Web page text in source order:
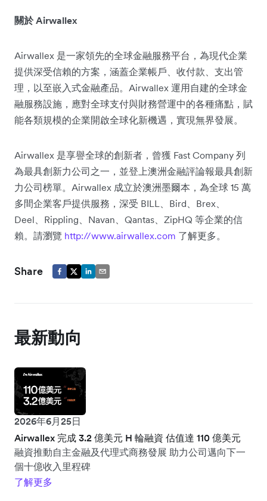
關於 Airwallex
Airwallex 是一家領先的全球金融服務平台，為現代企業
提供深受信賴的方案，涵蓋企業帳戶、收付款、支出管
理，以至嵌入式金融產品。Airwallex 運用自建的全球金
融服務設施，應對全球支付與財務營運中的各種痛點，賦
能各類規模的企業開啟全球化新機遇，實現無界發展。
Airwallex 是享譽全球的創新者，曾獲 Fast Company 列
為最具創新力公司之一，並登上澳洲金融評論報最具創新
力公司榜單。Airwallex 成立於澳洲墨爾本，為全球 15 萬
多間企業客戶提供服務，深受 BILL、Bird、Brex、
Deel、Rippling、Navan、Qantas、ZipHQ 等企業的信
賴。請瀏覽 http://www.airwallex.com 了解更多。
Share
最新動向
2026年6月25日
Airwallex 完成 3.2 億美元 H 輪融資 估值達 110 億美元
融資推動自主金融及代理式商務發展 助力公司邁向下一
個十億收入里程碑
了解更多